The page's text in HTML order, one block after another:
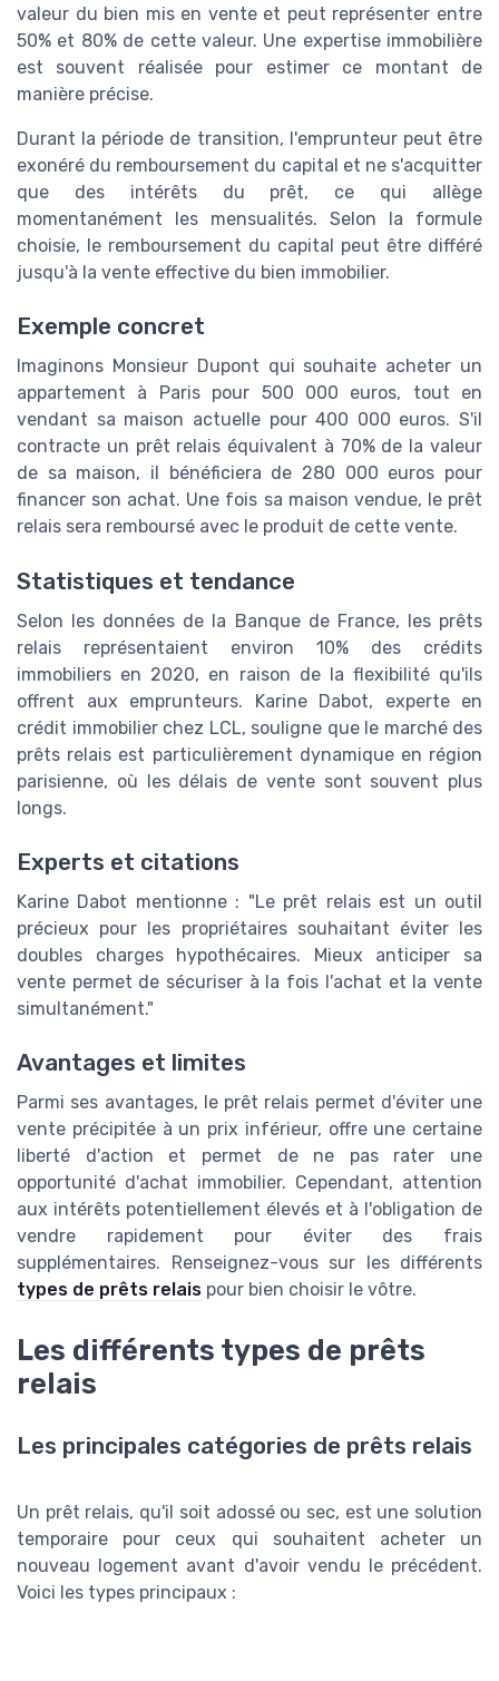
valeur du bien mis en vente et peut représenter entre
50% et 80% de cette valeur. Une expertise immobilière
est souvent réalisée pour estimer ce montant de
manière précise.
Durant la période de transition, l'emprunteur peut être
exonéré du remboursement du capital et ne s'acquitter
que des intérêts du prêt, ce qui allège
momentanément les mensualités. Selon la formule
choisie, le remboursement du capital peut être différé
jusqu'à la vente effective du bien immobilier.
Exemple concret
Imaginons Monsieur Dupont qui souhaite acheter un
appartement à Paris pour 500 000 euros, tout en
vendant sa maison actuelle pour 400 000 euros. S'il
contracte un prêt relais équivalent à 70% de la valeur
de sa maison, il bénéficiera de 280 000 euros pour
financer son achat. Une fois sa maison vendue, le prêt
relais sera remboursé avec le produit de cette vente.
Statistiques et tendance
Selon les données de la Banque de France, les prêts
relais représentaient environ 10% des crédits
immobiliers en 2020, en raison de la flexibilité qu'ils
offrent aux emprunteurs. Karine Dabot, experte en
crédit immobilier chez LCL, souligne que le marché des
prêts relais est particulièrement dynamique en région
parisienne, où les délais de vente sont souvent plus
longs.
Experts et citations
Karine Dabot mentionne : "Le prêt relais est un outil
précieux pour les propriétaires souhaitant éviter les
doubles charges hypothécaires. Mieux anticiper sa
vente permet de sécuriser à la fois l'achat et la vente
simultanément."
Avantages et limites
Parmi ses avantages, le prêt relais permet d'éviter une
vente précipitée à un prix inférieur, offre une certaine
liberté d'action et permet de ne pas rater une
opportunité d'achat immobilier. Cependant, attention
aux intérêts potentiellement élevés et à l'obligation de
vendre rapidement pour éviter des frais
supplémentaires. Renseignez-vous sur les différents
types de prêts relais pour bien choisir le vôtre.
Les différents types de prêts
relais
Les principales catégories de prêts relais
Un prêt relais, qu'il soit adossé ou sec, est une solution
temporaire pour ceux qui souhaitent acheter un
nouveau logement avant d'avoir vendu le précédent.
Voici les types principaux :